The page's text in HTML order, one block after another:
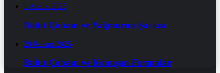
1 Aralık 2025
Bulut Çobanı ve Yağmurun Şarkısı
28 Kasım 2025
Bulut Çobanı ve Konuşan Fırtınalar